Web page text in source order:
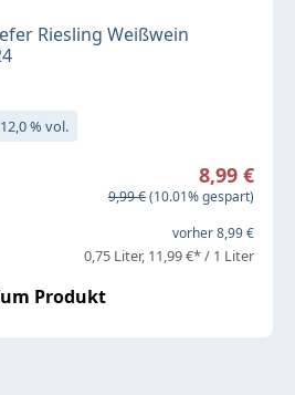
Riesling Weißwein
12,0 % vol.
Verkaufspreis:
8,99 €
Regulärer Preis:
9,99 €(10.01% gespart)
vorher 8,99 €
0,75 Liter 11,99 €* / 1 Liter
Produkt